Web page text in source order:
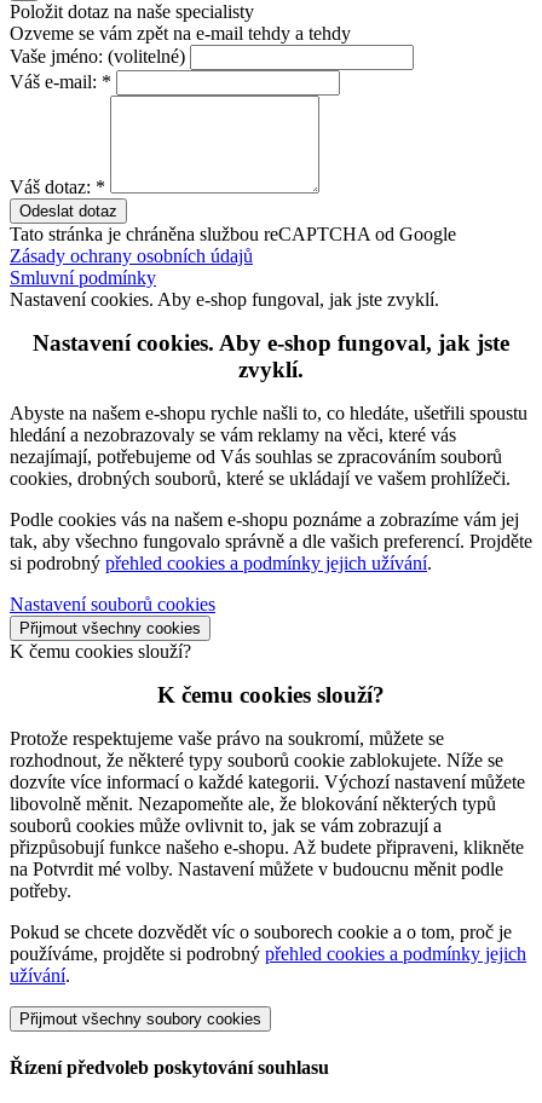
Položit dotaz na naše specialisty
Ozveme se vám zpět na e-mail tehdy a tehdy
Vaše jméno: (volitelné)
Váš e-mail: *
Váš dotaz: *
Tato stránka je chráněna službou reCAPTCHA od Google
Zásady ochrany osobních údajů
Smluvní podmínky
Nastavení cookies. Aby e-shop fungoval, jak jste zvyklí.
Nastavení cookies. Aby e-shop fungoval, jak jste
zvyklí.
Abyste na našem e-shopu rychle našli to, co hledáte, ušetřili spoustu
hledání a nezobrazovaly se vám reklamy na věci, které vás
nezajímají, potřebujeme od Vás souhlas se zpracováním souborů
cookies, drobných souborů, které se ukládají ve vašem prohlížeči.
Podle cookies vás na našem e-shopu poznáme a zobrazíme vám jej
tak, aby všechno fungovalo správně a dle vašich preferencí. Projděte
si podrobný přehled cookies a podmínky jejich užívání.
Nastavení souborů cookies
Přijmout všechny cookies
K čemu cookies slouží?
K čemu cookies slouží?
Protože respektujeme vaše právo na soukromí, můžete se
rozhodnout, že některé typy souborů cookie zablokujete. Níže se
dozvíte více informací o každé kategorii. Výchozí nastavení můžete
libovolně měnit. Nezapomeňte ale, že blokování některých typů
souborů cookies může ovlivnit to, jak se vám zobrazují a
přizpůsobují funkce našeho e-shopu. Až budete připraveni, klikněte
na Potvrdit mé volby. Nastavení můžete v budoucnu měnit podle
potřeby.
Pokud se chcete dozvědět víc o souborech cookie a o tom, proč je
používáme, projděte si podrobný přehled cookies a podmínky jejich
užívání.
Přijmout všechny soubory cookies
Řízení předvoleb poskytování souhlasu